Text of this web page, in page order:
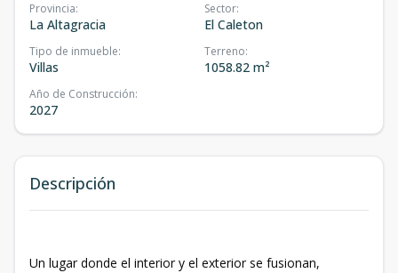
Provincia:
La Altagracia
Sector:
El Caleton
Tipo de inmueble:
Villas
Terreno:
1058.82 m²
Año de Construcción:
2027
Descripción
Un lugar donde el interior y el exterior se fusionan,